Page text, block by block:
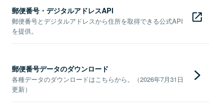
郵便番号・デジタルアドレスAPI
郵便番号とデジタルアドレスから住所を取得できる公式API
を提供。
郵便番号データのダウンロード
各種データのダウンロードはこちらから。（2026年7月31日
更新）